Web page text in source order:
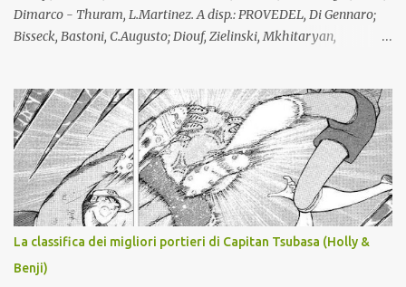
Dimarco - Thuram, L.Martinez. A disp.: PROVEDEL, Di Gennaro;
Bisseck, Bastoni, C.Augusto; Diouf, Zielinski, Mkhitaryan,
giocatori formati localmente: Bastoni, Barella, PROVEDEL. Lista
giocatori formati nel vivaio dell'Inter: Di Gennaro, Dimarco,
Esposito, Stankovic. Lista A: totale 25 giocatori (Mosconi lista B).
NAPOLI (4-3-3): Meret - X, Rrahmani, X (lista B), Spinazzola -
Anguissa, Lobotka, McTominay - Neres, Hojlund, Alisson. A disp.:
X (secondo portiere), Contini; Di Lorenzo, Beukema, Buongiorno,
MARIANUCCI*, RAFA MARIN, Olivera; Gilmour, De Bruyne,
Vergara; Politano, Lukaku, ZEBALLOS?. All.: ALLEGRI (nuovo).
*Lista B serie A Giocatori partenti: Milinkovic-Savic, Obaretin,
La classifica dei migliori portieri di Capitan Tsubasa (Holly &
Benji)